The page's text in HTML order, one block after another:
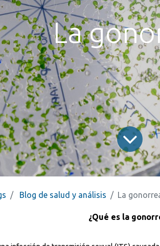
La
Blog de salud y análisis La
¿Qué es la
Envía tu CV para
en nuestro
Declaración de